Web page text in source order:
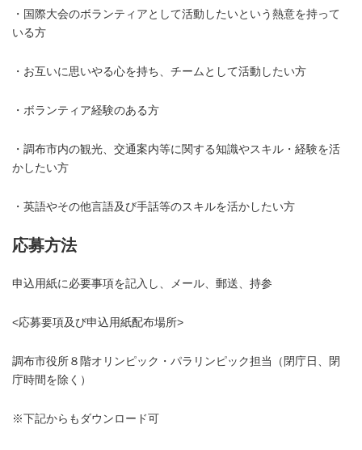
・国際大会のボランティアとして活動したいという熱意を持って
いる方
・お互いに思いやる心を持ち、チームとして活動したい方
・ボランティア経験のある方
・調布市内の観光、交通案内等に関する知識やスキル・経験を活
かしたい方
・英語やその他言語及び手話等のスキルを活かしたい方
応募方法
申込用紙に必要事項を記入し、メール、郵送、持参
<応募要項及び申込用紙配布場所>
調布市役所８階オリンピック・パラリンピック担当（閉庁日、閉
庁時間を除く）
※下記からもダウンロード可